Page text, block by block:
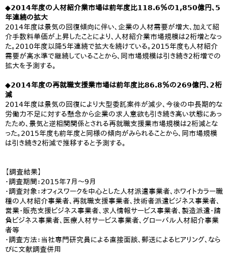
◆2014年度の人材紹介業市場は前年度比118.6％の1,850億円、5
年連続の拡大
2014年度は景気の回復傾向に伴い、企業の人材需要が増大、加えて紹
介手数料単価が上昇したことにより、人材紹介業市場規模は2桁増となっ
た。2010年度以降5年連続で拡大を続けている。2015年度も人材紹介
需要が高水準で継続していることから、同市場規模は引き続き2桁増での
拡大を予測する。
◆2014年度の再就職支援業市場は前年度比86.8％の269億円、2桁
減
2014年度は景気の回復により大型委託案件が減少、今後の中長期的な
労働力不足に対する懸念から企業の求人意欲も引き続き高い状態にあっ
たため、景気と逆相関関係とされる再就職支援業市場規模は2桁減とな
った。2015年度も前年度と同様の傾向がみられることから、同市場規模
は引き続き2桁減で推移すると予測する。
【調査結果】
・調査期間：2015年7月～9月
・調査対象：オフィスワークを中心とした人材派遣事業者、ホワイトカラー職
種の人材紹介事業者、再就職支援事業者、技術者派遣ビジネス事業者、
営業・販売支援ビジネス事業者、求人情報サービス事業者、製造派遣・請
負ビジネス事業者、医療人材サービス事業者、グローバル人材紹介事業
者等
・調査方法：当社専門研究員による直接面談、郵送によるヒアリング、なら
びに文献調査併用